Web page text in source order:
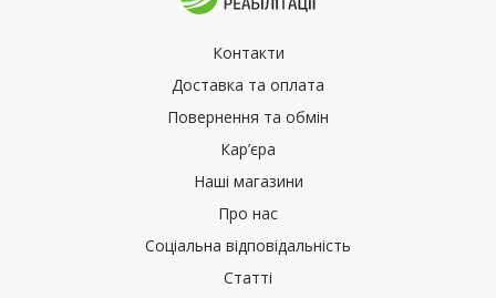
Контакти
Доставка та оплата
Повернення та обмін
Кар’єра
Наші магазини
Про нас
Соціальна відповідальність
Статті